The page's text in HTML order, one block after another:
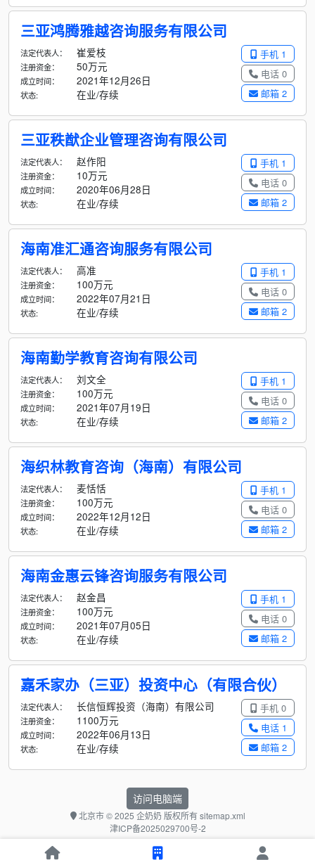
三亚鸿腾雅越咨询服务有限公司
手机 1
电话 0
邮箱 2
法定代表人： 崔爱枝
注册资金： 50万元
成立时间： 2021年12月26日
状态: 在业/存续
三亚秩猷企业管理咨询有限公司
手机 1
电话 0
邮箱 2
法定代表人： 赵作阳
注册资金： 10万元
成立时间： 2020年06月28日
状态: 在业/存续
海南准汇通咨询服务有限公司
手机 1
电话 0
邮箱 2
法定代表人： 高准
注册资金： 100万元
成立时间： 2022年07月21日
状态: 在业/存续
海南勤学教育咨询有限公司
手机 1
电话 0
邮箱 2
法定代表人： 刘文全
注册资金： 100万元
成立时间： 2021年07月19日
状态: 在业/存续
海织林教育咨询（海南）有限公司
手机 1
电话 0
邮箱 2
法定代表人： 麦恬恬
注册资金： 100万元
成立时间： 2022年12月12日
状态: 在业/存续
海南金惠云锋咨询服务有限公司
手机 1
电话 0
邮箱 2
法定代表人： 赵金昌
注册资金： 100万元
成立时间： 2021年07月05日
状态: 在业/存续
嘉禾家办（三亚）投资中心（有限合伙）
手机 0
电话 1
邮箱 2
法定代表人： 长信恒辉投资（海南）有限公司
注册资金： 1100万元
成立时间： 2022年06月13日
状态: 在业/存续
访问电脑端
北京市© 2025 企奶奶 版权所有sitemap.xml
津ICP备2025029700号-2